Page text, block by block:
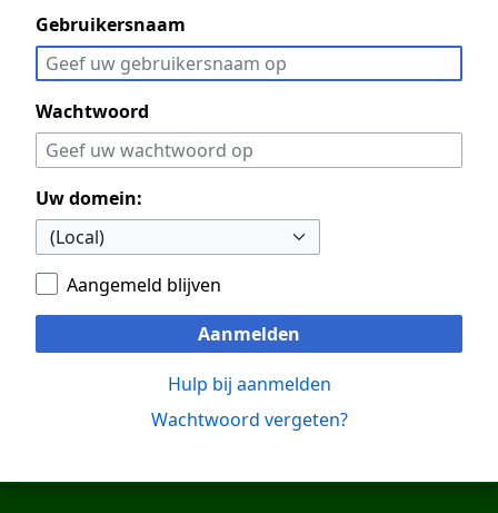
Gebruikersnaam
Wachtwoord
Uw domein:
Aangemeld blijven
Aanmelden
Hulp bij aanmelden
Wachtwoord vergeten?